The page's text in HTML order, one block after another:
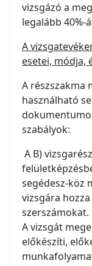
vizsgázó a
legalább 40%-
A
esetei, módja,
A részszakma
használható
szabályok:
A B)
segédesz-köz
vizsgára
szerszámokat.
A vizsgát
előkészíti,